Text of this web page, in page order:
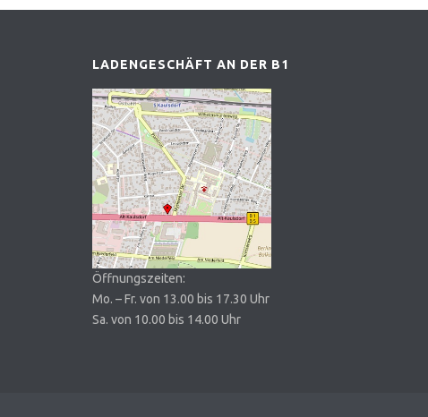
LADENGESCHÄFT AN DER B1
Öffnungszeiten:
Mo. – Fr. von 13.00 bis 17.30 Uhr
Sa. von 10.00 bis 14.00 Uhr